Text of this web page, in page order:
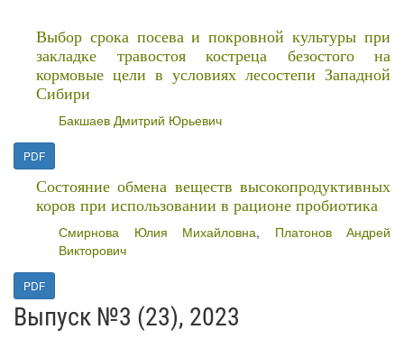
Выбор срока посева и покровной культуры при
закладке травостоя костреца безостого на
кормовые цели в условиях лесостепи Западной
Сибири
Бакшаев Дмитрий Юрьевич
PDF
Состояние обмена веществ высокопродуктивных
коров при использовании в рационе пробиотика
Смирнова Юлия Михайловна, Платонов Андрей
Викторович
PDF
Выпуск №3 (23), 2023